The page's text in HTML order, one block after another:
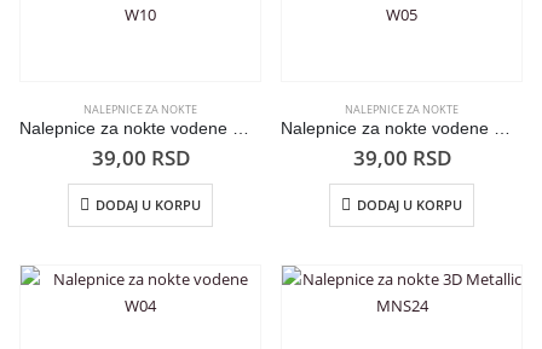
NALEPNICE ZA NOKTE
Nalepnice za nokte vodene W10
39,00 RSD
DODAJ U KORPU
NALEPNICE ZA NOKTE
Nalepnice za nokte vodene W05
39,00 RSD
DODAJ U KORPU